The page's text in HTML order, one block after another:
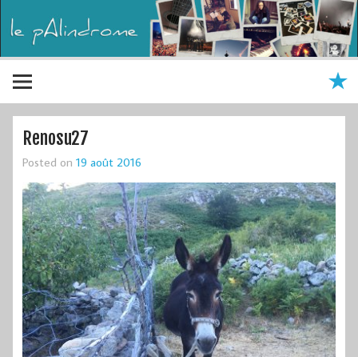
Renosu27
Posted on 19 août 2016